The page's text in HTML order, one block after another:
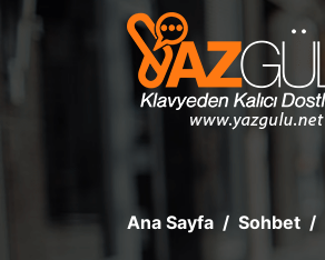
Ana Sayfa Sohbet